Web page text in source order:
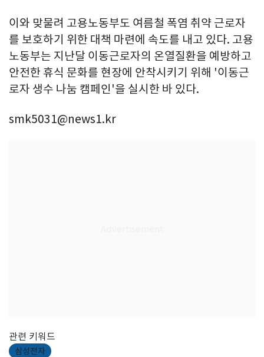
이와 맞물려 고용노동부도 여름철 폭염 취약 근로자
를 보호하기 위한 대책 마련에 속도를 내고 있다. 고용
노동부는 지난달 이동근로자의 온열질환을 예방하고
안전한 휴식 문화를 현장에 안착시키기 위해 '이동근
로자 생수 나눔 캠페인'을 실시한 바 있다.
smk5031@news1.kr
관련 키워드
삼성전자